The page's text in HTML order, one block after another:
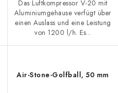
Das Luftkompressor V-20 mit
Aluminiumgehäuse verfügt über
einen Auslass und eine Leistung
von 1200 l/h. Es...
Air-Stone-Golfball, 50 mm